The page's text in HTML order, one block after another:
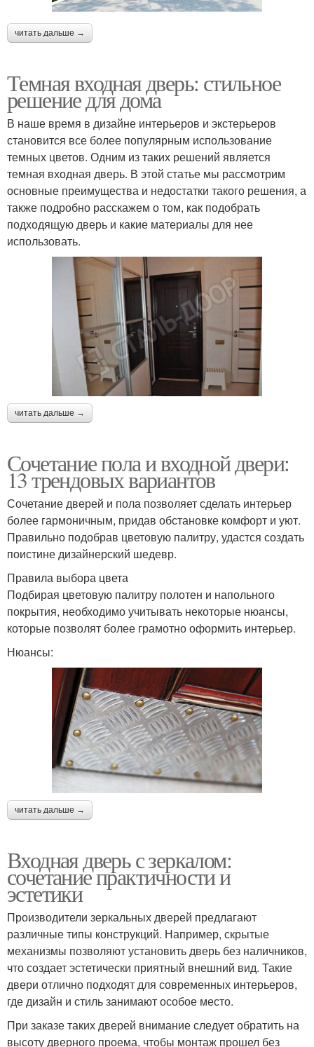
читать дальше →
Темная входная дверь: стильное
решение для дома
В наше время в дизайне интерьеров и экстерьеров
становится все более популярным использование
темных цветов. Одним из таких решений является
темная входная дверь. В этой статье мы рассмотрим
основные преимущества и недостатки такого решения, а
также подробно расскажем о том, как подобрать
подходящую дверь и какие материалы для нее
использовать.
читать дальше →
Сочетание пола и входной двери:
13 трендовых вариантов
Сочетание дверей и пола позволяет сделать интерьер
более гармоничным, придав обстановке комфорт и уют.
Правильно подобрав цветовую палитру, удастся создать
поистине дизайнерский шедевр.
Правила выбора цвета
Подбирая цветовую палитру полотен и напольного
покрытия, необходимо учитывать некоторые нюансы,
которые позволят более грамотно оформить интерьер.
Нюансы:
читать дальше →
Входная дверь с зеркалом:
сочетание практичности и
эстетики
Производители зеркальных дверей предлагают
различные типы конструкций. Например, скрытые
механизмы позволяют установить дверь без наличников,
что создает эстетически приятный внешний вид. Такие
двери отлично подходят для современных интерьеров,
где дизайн и стиль занимают особое место.
При заказе таких дверей внимание следует обратить на
высоту дверного проема, чтобы монтаж прошел без